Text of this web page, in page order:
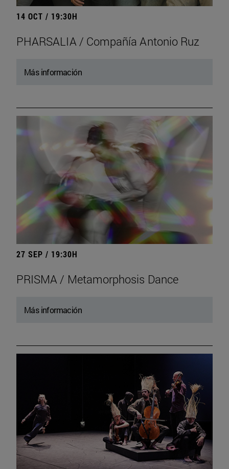
14 OCT / 19:30H
PHARSALIA / Compañía Antonio Ruz
Más información
27 SEP / 19:30H
PRISMA / Metamorphosis Dance
Más información